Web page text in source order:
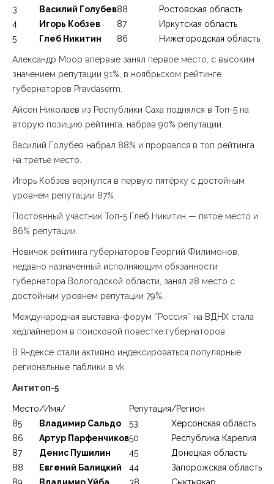
3
Василий Голубев88
Ростовская область
4
Игорь Кобзев 87
Иркутская область
5
Глеб Никитин 86 Нижегородская область
Александр Моор впервые занял первое место, с высоким
значением репутации 91%, в ноябрьском рейтинге
губернаторов Pravdaserm.
Айсен Николаев из Республики Саха поднялся в Топ-5 на
вторую позицию рейтинга, набрав 90% репутации.
Василий Голубев набрал 88% и прорвался в топ рейтинга
на третье место.
Игорь Кобзев вернулся в первую пятёрку с достойным
уровнем репутации 87%.
Постоянный участник Топ-5 Глеб Никитин — пятое место и
86% репутации.
Новичок рейтинга губернаторов Георгий Филимонов,
недавно назначенный исполняющим обязанности
губернатора Вологодской области, занял 28 место с
достойным уровнем репутации 79%.
Международная выставка-форум ‘’Россия’’ на ВДНХ стала
хедлайнером в поисковой повестке губернаторов.
В Яндексе стали активно индексироваться популярные
региональные паблики в vk.
Антитоп-5
Место/Имя/ Репутация/Регион
85
Владимир Сальдо 53
Херсонская область
86
Артур Парфенчиков50
Республика Карелия
87
Денис Пушилин 45
Донецкая область
88
Евгений Балицкий 44
Запорожская область